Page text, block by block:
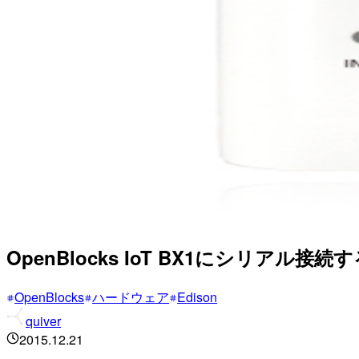
OpenBlocks IoT BX1にシリアル接続す
OpenBlocks ハードウェア Edison
quiver
2015.12.21